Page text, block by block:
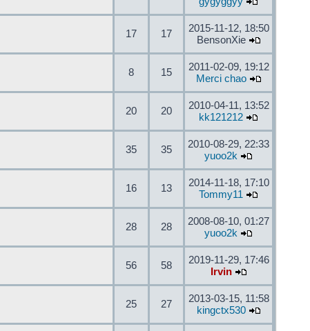
17 17
2015-11-12, 18:50
BensonXie
8 15
2011-02-09, 19:12
Merci chao
20 20
2010-04-11, 13:52
kk121212
35 35
2010-08-29, 22:33
yuoo2k
16 13
2014-11-18, 17:10
Tommy11
28 28
2008-08-10, 01:27
yuoo2k
56 58
2019-11-29, 17:46
Irvin
25 27
2013-03-15, 11:58
kingctx530